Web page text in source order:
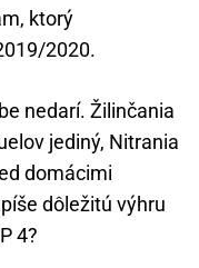
ktorý
2020.
nedarí. Žilinčania
jediný, Nitrania
domácimi
dôležitú výhru
4?